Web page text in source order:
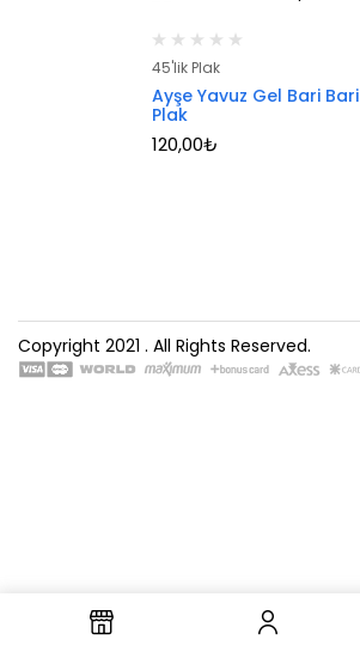
45'lik Plak
Ayşe Yavuz Gel Bari Bari
Plak
120,00₺
Copyright 2021 . All Rights Reserved.